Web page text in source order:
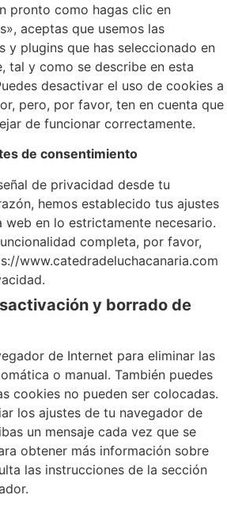
pronto como hagas clic en
aceptas que usemos las
y plugins que has seleccionado en
tal y como se describe en esta
desactivar el uso de cookies a
pero, por favor, ten en cuenta que
de funcionar correctamente.
de consentimiento
de privacidad desde tu
hemos establecido tus ajustes
en lo estrictamente necesario.
completa, por favor,
www.catedradeluchacanaria.com
y borrado de
de Internet para eliminar las
o manual. También puedes
cookies no pueden ser colocadas.
los ajustes de tu navegador de
un mensaje cada vez que se
obtener más información sobre
las instrucciones de la sección